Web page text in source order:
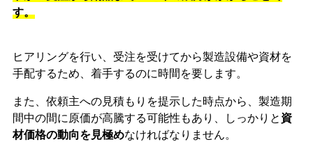
す。
ヒアリングを行い、受注を受けてから製造設備や資材を
手配するため、着手するのに時間を要します。
また、依頼主への見積もりを提示した時点から、製造期
間中の間に原価が高騰する可能性もあり、しっかりと 資
材価格の動向を見極めなければなりません。